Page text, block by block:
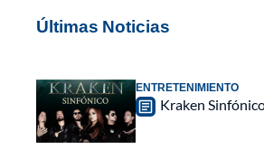
Últimas Noticias
ENTRETENIMIENTO
Kraken